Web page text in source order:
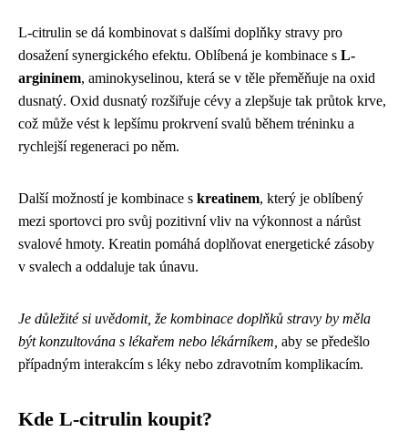
L-citrulin se dá kombinovat s dalšími doplňky stravy pro
dosažení synergického efektu. Oblíbená je kombinace s L-
argininem, aminokyselinou, která se v těle přeměňuje na oxid
dusnatý. Oxid dusnatý rozšiřuje cévy a zlepšuje tak průtok krve,
což může vést k lepšímu prokrvení svalů během tréninku a
rychlejší regeneraci po něm.
Další možností je kombinace s kreatinem, který je oblíbený
mezi sportovci pro svůj pozitivní vliv na výkonnost a nárůst
svalové hmoty. Kreatin pomáhá doplňovat energetické zásoby
v svalech a oddaluje tak únavu.
Je důležité si uvědomit, že kombinace doplňků stravy by měla
být konzultována s lékařem nebo lékárníkem, aby se předešlo
případným interakcím s léky nebo zdravotním komplikacím.
Kde L-citrulin koupit?